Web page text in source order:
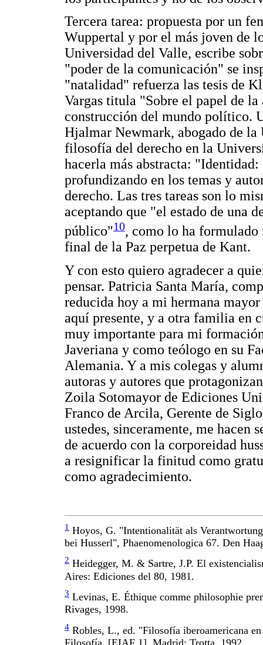
Tercera tarea: propuesta por un
Wuppertal y por el más joven de
Universidad del Valle, escribe
"poder de la comunicación" se
"natalidad" refuerza las tesis de
Vargas titula "Sobre el papel de
construcción del mundo político.
Hjalmar Newmark, abogado de la
filosofía del derecho en la
hacerla más abstracta:
profundizando en los temas y
derecho. Las tres tareas son lo
aceptando que "el estado de una
público"10, como lo ha formulado
final de la Paz perpetua de Kant.
Y con esto quiero agradecer a
pensar. Patricia Santa María,
reducida hoy a mi hermana
aquí presente, y a otra familia en
muy importante para mi
Javeriana y como teólogo en su
Alemania. Y a mis colegas y
autoras y autores que
Zoila Sotomayor de Ediciones
Franco de Arcila, Gerente de
ustedes, sinceramente, me hacen
de acuerdo con la corporeidad
a resignificar la finitud como
como agradecimiento.
1 Hoyos, G. "Intentionalität als
bei Husserl", Phaenomenologica 67. Den
2 Heidegger, M. & Sartre, J.P. El
Aires: Ediciones del 80, 1981.
3 Levinas, E. Éthique comme philosophie
Rivages, 1998.
4 Robles, L., ed. "Filosofía iberoamericana